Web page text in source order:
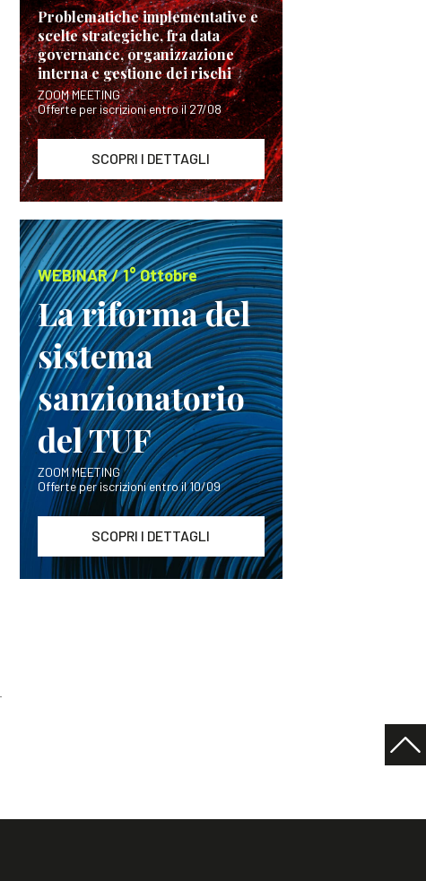
Problematiche implementative e
scelte strategiche, fra data
governance, organizzazione
interna e gestione dei rischi
ZOOM MEETING
Offerte per iscrizioni entro il 27/08
SCOPRI I DETTAGLI
WEBINAR / 1° Ottobre
La riforma del
sistema
sanzionatorio
del TUF
ZOOM MEETING
Offerte per iscrizioni entro il 10/09
SCOPRI I DETTAGLI